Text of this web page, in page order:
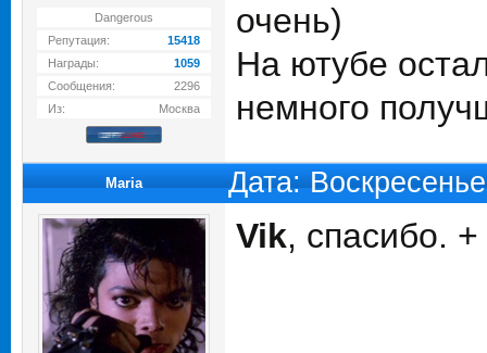
Dangerous
Репутация:
15418
Награды:
1059
Сообщения:
2296
Из:
Москва
очень)
На ютубе
немного
Maria Дата:
Vik, спасибо. +